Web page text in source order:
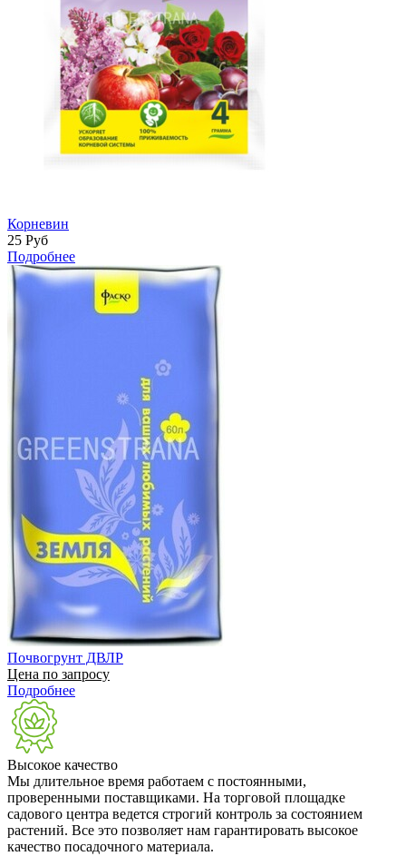
Корневин
25 Руб
Подробнее
Почвогрунт ДВЛР
Цена по запросу
Подробнее
Высокое качество
Мы длительное время работаем с постоянными,
проверенными поставщиками. На торговой площадке
садового центра ведется строгий контроль за состоянием
растений. Все это позволяет нам гарантировать высокое
качество посадочного материала.